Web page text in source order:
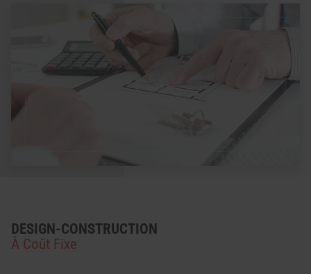
DESIGN-CONSTRUCTION
À Coût Fixe